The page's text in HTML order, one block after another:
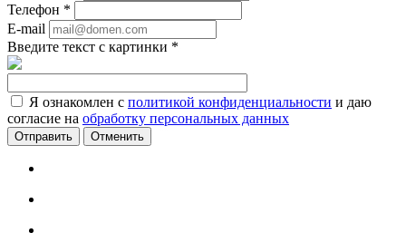
Телефон *
E-mail
Введите текст с картинки *
Я ознакомлен с политикой конфиденциальности и даю
согласие на обработку персональных данных
Отменить